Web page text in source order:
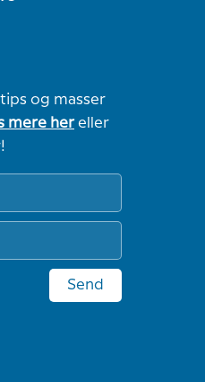
og masser
mere hereller
Send